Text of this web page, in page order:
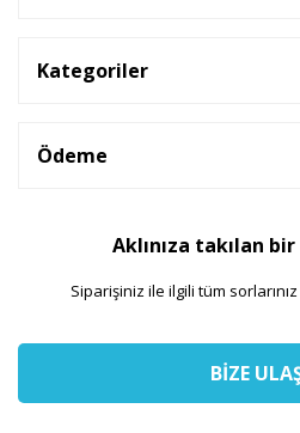
Kategoriler
Ödeme
Aklınıza takılan
Siparişiniz ile ilgili tüm
BİZE